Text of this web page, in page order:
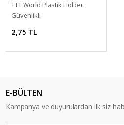
TTT World Plastik Holder.
Güvenlikli
2,75 TL
E-BÜLTEN
Kampanya ve duyurulardan ilk siz